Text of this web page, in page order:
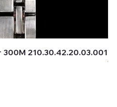
300M 210.30.42.20.03.001